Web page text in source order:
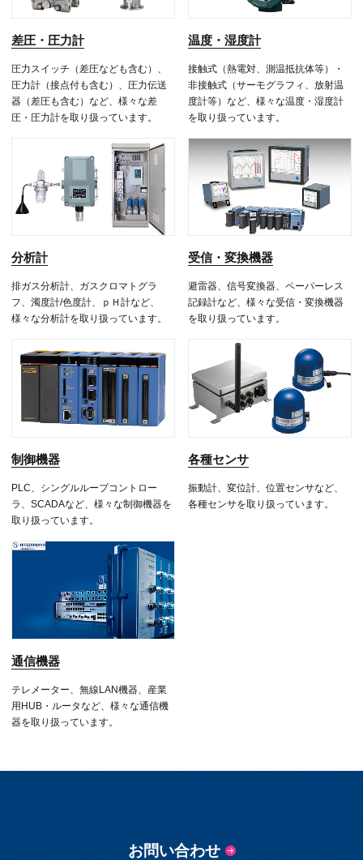
差圧・圧力計
圧力スイッチ（差圧なども含む）、
圧力計（接点付も含む）、圧力伝送
器（差圧も含む）など、様々な差
圧・圧力計を取り扱っています。
温度・湿度計
接触式（熱電対、測温抵抗体等）・
非接触式（サーモグラフィ、放射温
度計等）など、様々な温度・湿度計
を取り扱っています。
分析計
排ガス分析計、ガスクロマトグラ
フ、濁度計/色度計、ｐＨ計など、
様々な分析計を取り扱っています。
受信・変換機器
避雷器、信号変換器、ペーパーレス
記録計など、様々な受信・変換機器
を取り扱っています。
制御機器
PLC、シングルループコントロー
ラ、SCADAなど、様々な制御機器を
取り扱っています。
各種センサ
振動計、変位計、位置センサなど、
各種センサを取り扱っています。
通信機器
テレメーター、無線LAN機器、産業
用HUB・ルータなど、様々な通信機
器を取り扱っています。
お問い合わせ